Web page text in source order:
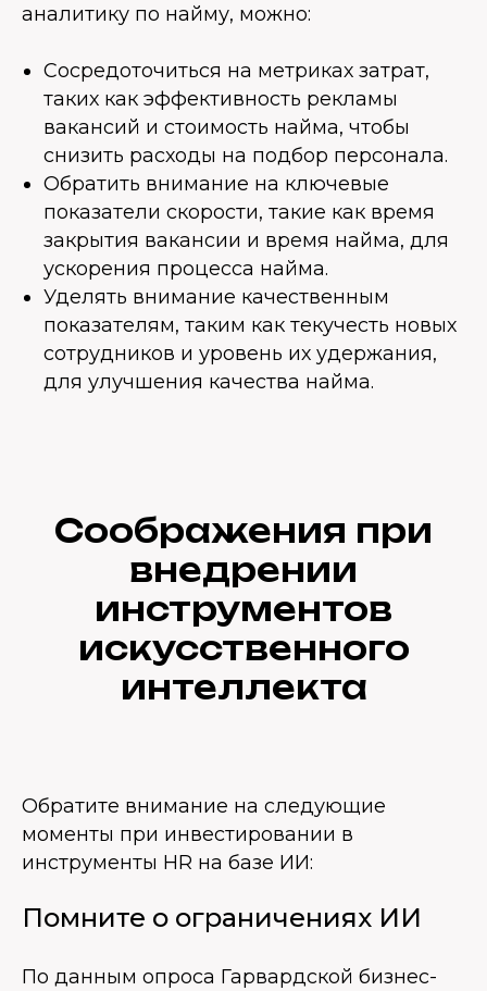
аналитику по найму, можно:
Сосредоточиться на метриках затрат,
таких как эффективность рекламы
вакансий и стоимость найма, чтобы
снизить расходы на подбор персонала.
Обратить внимание на ключевые
показатели скорости, такие как время
закрытия вакансии и время найма, для
ускорения процесса найма.
Уделять внимание качественным
показателям, таким как текучесть новых
сотрудников и уровень их удержания,
для улучшения качества найма.
Соображения при
внедрении
инструментов
искусственного
интеллекта
Обратите внимание на следующие
моменты при инвестировании в
инструменты HR на базе ИИ:
Помните о ограничениях ИИ
По данным опроса Гарвардской бизнес-